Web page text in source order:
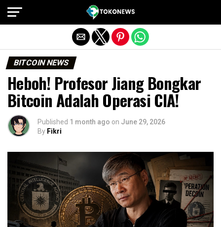
BITCOIN NEWS
Heboh! Profesor Jiang Bongkar
Bitcoin Adalah Operasi CIA!
Published 1 month ago on June 29, 2026
By Fikri
Exit mobile version